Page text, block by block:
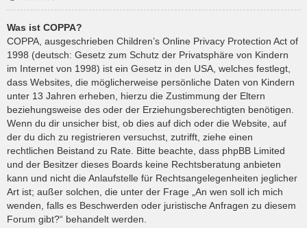
Was ist COPPA?
COPPA, ausgeschrieben Children’s Online Privacy Protection Act of
1998 (deutsch: Gesetz zum Schutz der Privatsphäre von Kindern
im Internet von 1998) ist ein Gesetz in den USA, welches festlegt,
dass Websites, die möglicherweise persönliche Daten von Kindern
unter 13 Jahren erheben, hierzu die Zustimmung der Eltern
beziehungsweise des oder der Erziehungsberechtigten benötigen.
Wenn du dir unsicher bist, ob dies auf dich oder die Website, auf
der du dich zu registrieren versuchst, zutrifft, ziehe einen
rechtlichen Beistand zu Rate. Bitte beachte, dass phpBB Limited
und der Besitzer dieses Boards keine Rechtsberatung anbieten
kann und nicht die Anlaufstelle für Rechtsangelegenheiten jeglicher
Art ist; außer solchen, die unter der Frage „An wen soll ich mich
wenden, falls es Beschwerden oder juristische Anfragen zu diesem
Forum gibt?“ behandelt werden.